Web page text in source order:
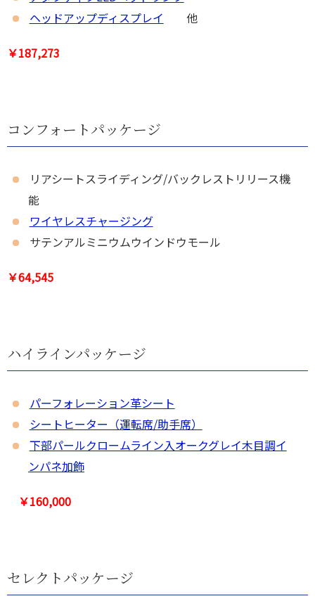
ヘッドアップディスプレイ 他
￥187,273
コンフォートパッケージ
リアシートスライディング/バックレストリリース機
能
ワイヤレスチャージング
サテンアルミニウムウインドウモール
￥64,545
ハイラインパッケージ
パーフォレーション革シート
シートヒーター（運転席/助手席）
下部パールクロームライン入オークグレイ木目調イ
ンパネ加飾
￥160,000
セレクトパッケージ